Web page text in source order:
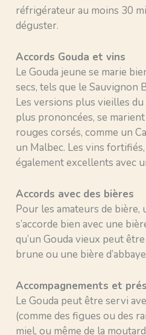
réfrigérateur au moins 30
déguster.
Accords Gouda et vins
Le Gouda jeune se marie
secs, tels que le Sauvignon
Les versions plus vieilles du
plus prononcées, se
rouges corsés, comme un
un Malbec. Les vins
également excellents avec
Accords avec des bières
Pour les amateurs de bière,
s’accorde bien avec une
qu’un Gouda vieux peut
brune ou une bière
Accompagnements et
Le Gouda peut être servi
(comme des figues ou des
miel, ou même de la